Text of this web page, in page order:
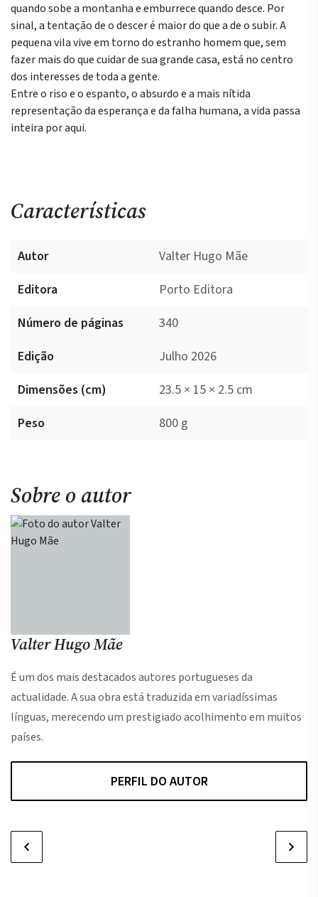
quando sobe a montanha e emburrece quando desce. Por
sinal, a tentação de o descer é maior do que a de o subir. A
pequena vila vive em torno do estranho homem que, sem
fazer mais do que cuidar de sua grande casa, está no centro
dos interesses de toda a gente.
Entre o riso e o espanto, o absurdo e a mais nítida
representação da esperança e da falha humana, a vida passa
inteira por aqui.
Características
Autor
Valter Hugo Mãe
Editora
Porto Editora
Número de páginas
340
Edição
Julho 2026
Dimensões (cm)
23.5 × 15 × 2.5 cm
Peso
800 g
Sobre o autor
Valter Hugo Mãe
É um dos mais destacados autores portugueses da
actualidade. A sua obra está traduzida em variadíssimas
línguas, merecendo um prestigiado acolhimento em muitos
países.
PERFIL DO AUTOR